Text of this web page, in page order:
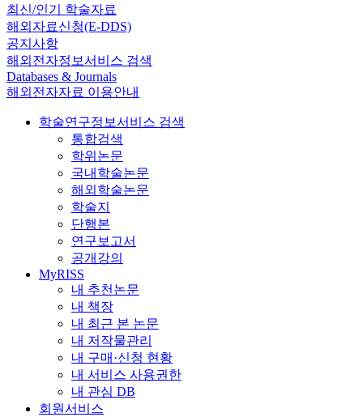
최신/인기 학술자료
해외자료신청(E-DDS)
공지사항
해외전자정보서비스 검색
Databases & Journals
해외전자자료 이용안내
학술연구정보서비스 검색
통합검색
학위논문
국내학술논문
해외학술논문
학술지
단행본
연구보고서
공개강의
MyRISS
내 추천논문
내 책장
내 최근 본 논문
내 저작물관리
내 구매·신청 현황
내 서비스 사용권한
내 관심 DB
회원서비스